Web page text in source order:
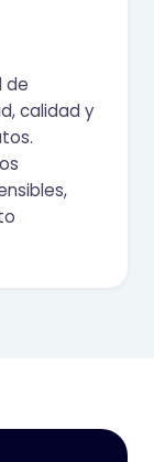
de
calidad y